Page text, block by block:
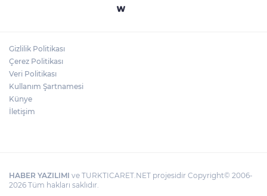
Gizlilik Politikası
Çerez Politikası
Veri Politikası
Kullanım Şartnamesi
Künye
İletişim
HABER YAZILIMI ve TURKTICARET.NET projesidir Copyright© 2006-
2026 Tüm hakları saklıdır.